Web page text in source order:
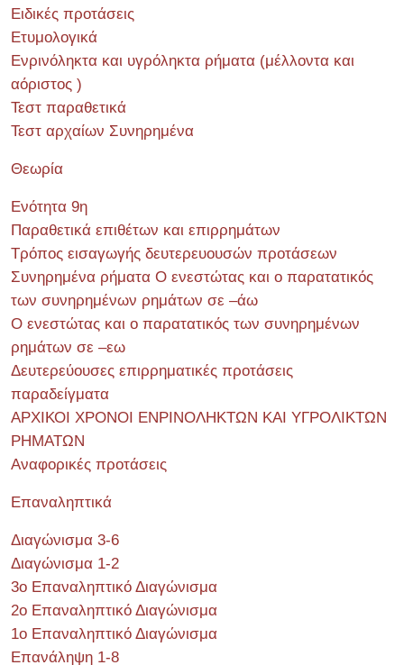
Ειδικές προτάσεις
Ετυμολογικά
Ενρινόληκτα και υγρόληκτα ρήματα (μέλλοντα και
αόριστος )
Τεστ παραθετικά
Τεστ αρχαίων Συνηρημένα
Θεωρία
Ενότητα 9η
Παραθετικά επιθέτων και επιρρημάτων
Τρόπος εισαγωγής δευτερευουσών προτάσεων
Συνηρημένα ρήματα Ο ενεστώτας και ο παρατατικός
των συνηρημένων ρημάτων σε –άω
Ο ενεστώτας και ο παρατατικός των συνηρημένων
ρημάτων σε –εω
Δευτερεύουσες επιρρηματικές προτάσεις
παραδείγματα
ΑΡΧΙΚΟΙ ΧΡΟΝΟΙ ΕΝΡΙΝΟΛΗΚΤΩΝ ΚΑΙ ΥΓΡΟΛΙΚΤΩΝ
ΡΗΜΑΤΩΝ
Αναφορικές προτάσεις
Επαναληπτικά
Διαγώνισμα 3-6
Διαγώνισμα 1-2
3ο Επαναληπτικό Διαγώνισμα
2ο Επαναληπτικό Διαγώνισμα
1ο Επαναληπτικό Διαγώνισμα
Επανάληψη 1-8